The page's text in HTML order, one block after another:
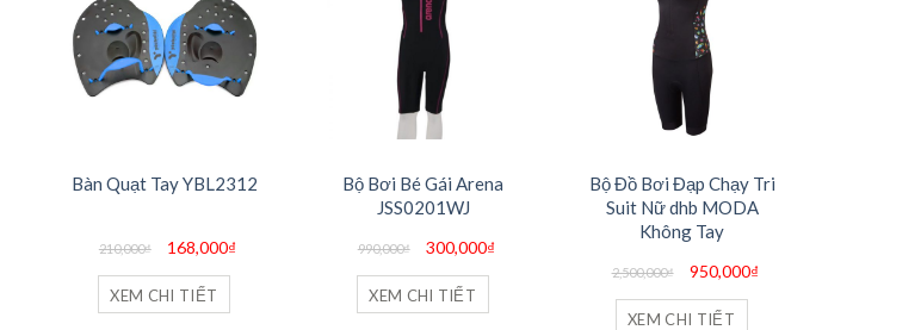
Bàn Quạt Tay YBL2312
210,000₫
Giá
gốc
là:
210,000₫.
168,000₫Giá
hiện
XEM CHI TIẾT
Bộ Bơi Bé Gái Arena
JSS0201WJ
990,000₫
Giá
gốc
là:
990,000₫.
300,000₫Giá
hiện
XEM CHI TIẾT
Bộ Đồ Bơi Đạp Chạy Tri
Suit Nữ dhb MODA
Không Tay
2,500,000₫
Giá
gốc
là:
2,500,000₫.
950,000₫Giá
hiện
XEM CHI TIẾT